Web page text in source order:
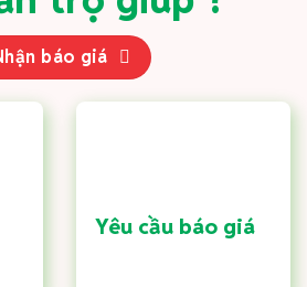
báo giá
Yêu cầu báo giá